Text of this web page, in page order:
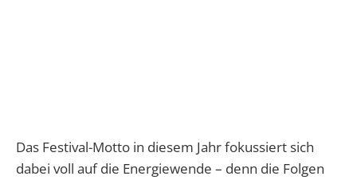
Das Festival-Motto in diesem Jahr fokussiert sich
dabei voll auf die Energiewende – denn die Folgen